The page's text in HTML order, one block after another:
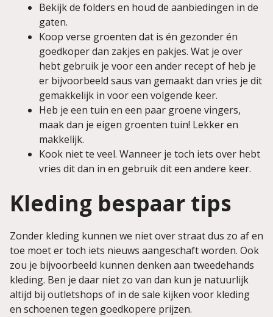
Bekijk de folders en houd de aanbiedingen in de
gaten.
Koop verse groenten dat is én gezonder én
goedkoper dan zakjes en pakjes. Wat je over
hebt gebruik je voor een ander recept of heb je
er bijvoorbeeld saus van gemaakt dan vries je dit
gemakkelijk in voor een volgende keer.
Heb je een tuin en een paar groene vingers,
maak dan je eigen groenten tuin! Lekker en
makkelijk.
Kook niet te veel. Wanneer je toch iets over hebt
vries dit dan in en gebruik dit een andere keer.
Kleding bespaar tips
Zonder kleding kunnen we niet over straat dus zo af en
toe moet er toch iets nieuws aangeschaft worden. Ook
zou je bijvoorbeeld kunnen denken aan tweedehands
kleding. Ben je daar niet zo van dan kun je natuurlijk
altijd bij outletshops of in de sale kijken voor kleding
en schoenen tegen goedkopere prijzen.